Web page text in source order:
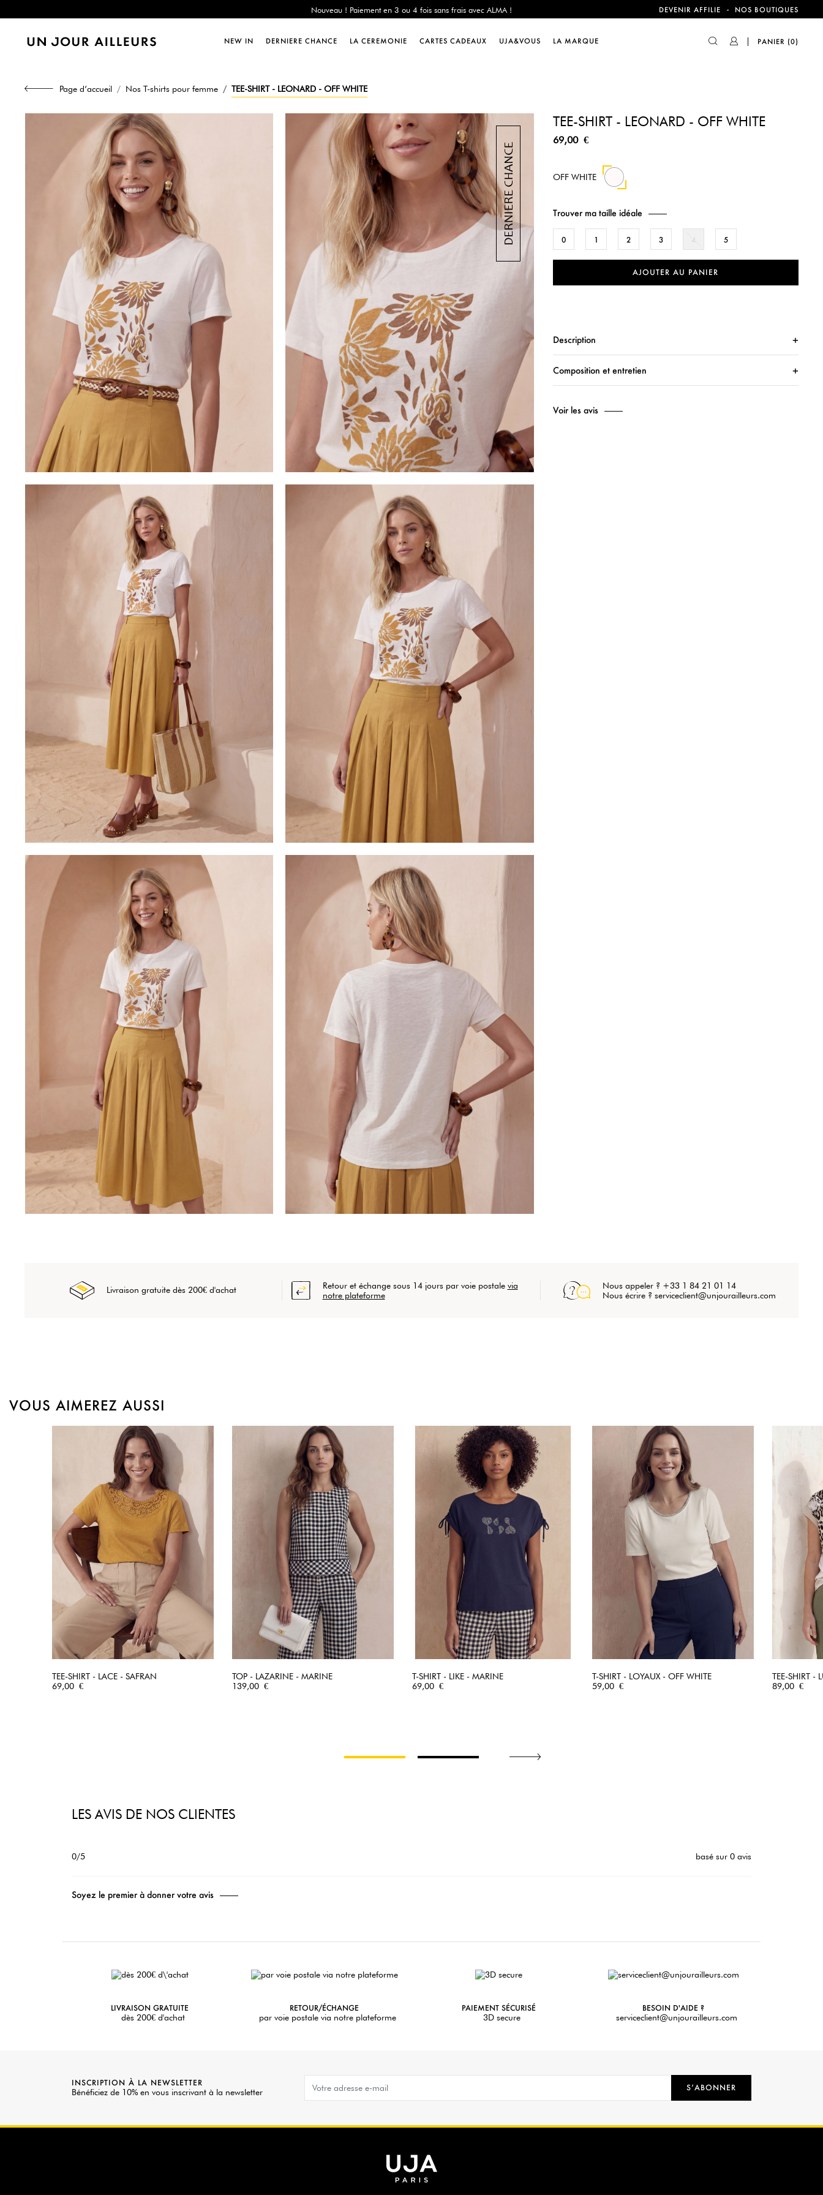
Dernière Chance : -60% sur une sélection jusqu'au 23/08 en vous connectant à votre compte !
Livraison offerte dès 200€ d'achat
Dernière Chance : -60% sur une sélection jusqu'au 23/08 en vous connectant à votre compte !
DEVENIR AFFILIE - NOS BOUTIQUES
NEW IN DERNIERE CHANCE LA CEREMONIE CARTES CADEAUX UJA&VOUS LA MARQUE PANIER (0)
Page d’accueil Nos T-shirts pour femme TEE-SHIRT - LEONARD - OFF WHITE
TEE-SHIRT - LEONARD - OFF WHITE
69,00 €
OFF WHITE
Trouver ma taille idéale
0 1 2 3 5
AJOUTER AU PANIER
Description
Composition et entretien
Voir les avis
Livraison gratuite dès 200€ d'achat Retour et échange sous 14 jours par voie postale via
notre plateforme
Nous appeler ? +33 1 84 21 01 14
Nous écrire ? serviceclient@unjourailleurs.com
VOUS AIMEREZ AUSSI
TEE-SHIRT - LACE - SAFRAN
Prix
69,00 €
TOP - LAZARINE - MARINE
Prix
139,00 €
T-SHIRT - LIKE - MARINE
Prix
69,00 €
T-SHIRT - LOYAUX - OFF WHITE
Prix
59,00 €
TEE-SHIRT -
Prix
89,00 €
LES AVIS DE NOS CLIENTES
0/5 basé sur 0 avis
Soyez le premier à donner votre avis
LIVRAISON GRATUITE
dès 200€ d'achat
RETOUR/ÉCHANGE
par voie postale via notre plateforme
PAIEMENT SÉCURISÉ
3D secure
BESOIN D'AIDE ?
serviceclient@unjourailleurs.com
INSCRIPTION À LA NEWSLETTER
Bénéficiez de 10% en vous inscrivant à la newsletter S’ABONNER